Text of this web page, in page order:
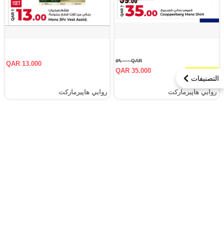
التصنيفات
QAR ٥٩.٠٠٠
QAR 35.000
روابي هايبرماركت
QAR 13.000
روابي هايبرماركت